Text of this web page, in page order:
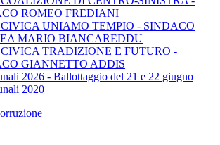
ROMEO FREDIANI
UNIAMO TEMPIO - SINDACO
MARIO BIANCAREDDU
TRADIZIONE E FUTURO -
GIANNETTO ADDIS
2026 - Ballottaggio del 21 e 22 giugno
2020